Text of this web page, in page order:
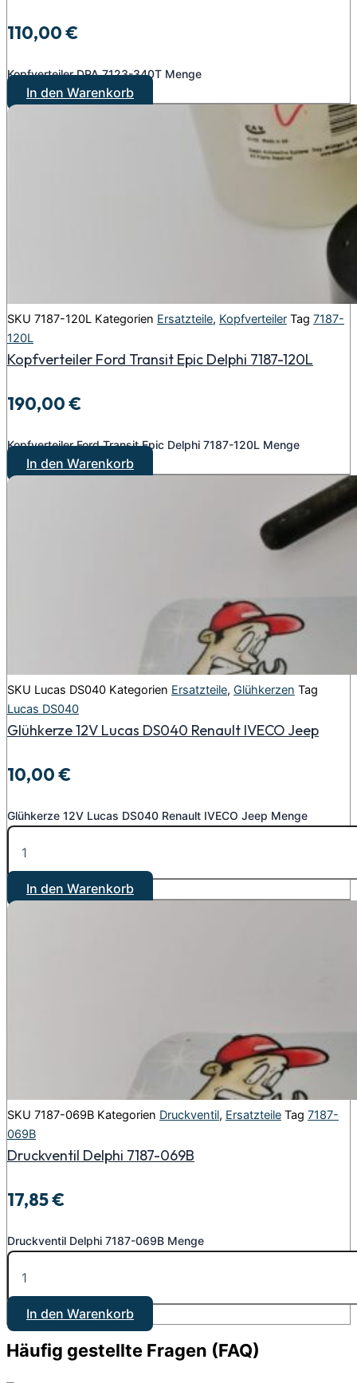
110,00€
Kopfverteiler DPA 7123-340T Menge
In den Warenkorb
SKU 7187-120L Kategorien Ersatzteile, Kopfverteiler Tag 7187-
120L
Kopfverteiler Ford Transit Epic Delphi 7187-120L
190,00€
Kopfverteiler Ford Transit Epic Delphi 7187-120L Menge
In den Warenkorb
SKU Lucas DS040 Kategorien Ersatzteile, Glühkerzen Tag
Lucas DS040
Glühkerze 12V Lucas DS040 Renault IVECO Jeep
10,00€
Glühkerze 12V Lucas DS040 Renault IVECO Jeep Menge
In den Warenkorb
SKU 7187-069B Kategorien Druckventil, Ersatzteile Tag 7187-
069B
Druckventil Delphi 7187-069B
17,85€
Druckventil Delphi 7187-069B Menge
In den Warenkorb
Häufig gestellte Fragen (FAQ)